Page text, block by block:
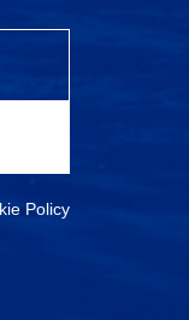
Policy